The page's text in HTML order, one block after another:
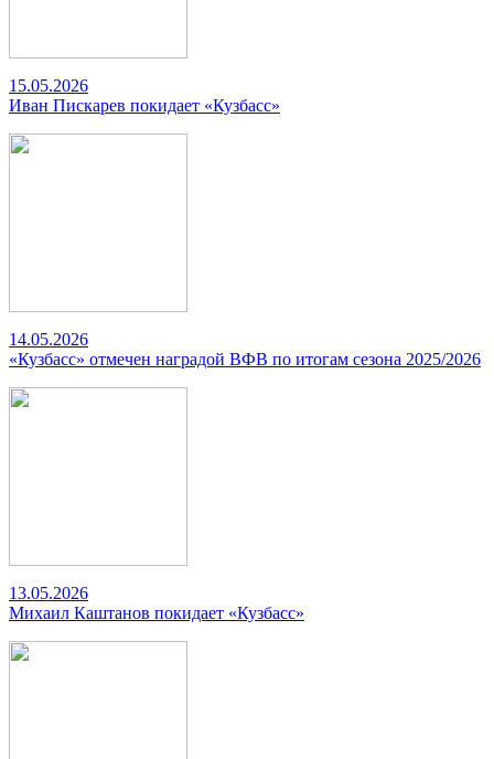
15.05.2026
Иван Пискарев покидает «Кузбасс»
14.05.2026
«Кузбасс» отмечен наградой ВФВ по итогам сезона 2025/2026
13.05.2026
Михаил Каштанов покидает «Кузбасс»